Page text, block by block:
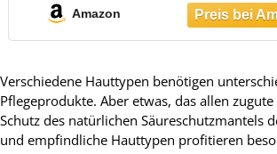
Mikroplastik | pH-
500ml
Amazon
Verschiedene Hauttypen benötigen
Pflegeprodukte. Aber etwas, das allen
Schutz des natürlichen Säureschutzmantels
und empfindliche Hauttypen profitieren